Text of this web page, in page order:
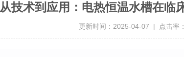
从技术到应用：电热恒温水槽在临
更新时间：2025-04-07 | 点击率